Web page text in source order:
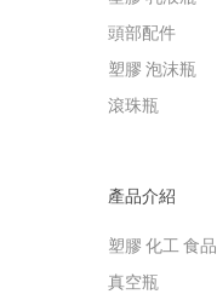
頭部配件
塑膠 泡沫瓶
滾珠瓶
產品介紹
塑膠 化工 食品
真空瓶